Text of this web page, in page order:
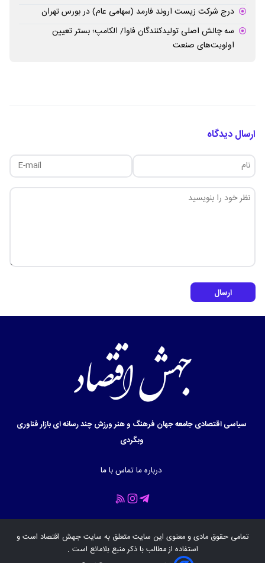
درج شرکت زیست اروند فارمد (سهامی عام) در بورس تهران
سه چالش اصلی تولیدکنندگان فاوا/ الکامپ؛ بستر تعیین
اولویت‌های صنعت
ارسال دیدگاه
ارسال
سیاسیاقتصادیجامعهجهان فرهنگ و هنرورزشچند رسانه ایبازارفناوری
وبگردی
درباره ماتماس با ما
تمامی حقوق مادی و معنوی این سایت متعلق به سایتجهش اقتصاد است و
استفاده از مطالب با ذکر منبع بلامانع است .